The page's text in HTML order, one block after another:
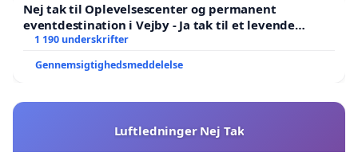
Nej tak til Oplevelsescenter og permanent
eventdestination i Vejby - Ja tak til et levende
lokalområde i balance
1 190 underskrifter
Gennemsigtighedsmeddelelse
Luftledninger Nej Tak